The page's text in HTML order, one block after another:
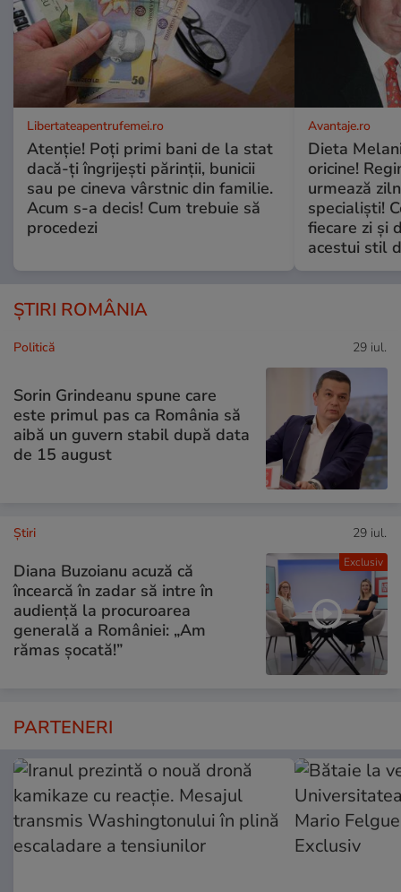
Libertateapentrufemei.ro
Atenție! Poți primi bani de la stat
dacă-ți îngrijești părinții, bunicii
sau pe cineva vârstnic din familie.
Acum s-a decis! Cum trebuie să
procedezi
Avantaje.ro
Dieta
oricine!
urmează
specialiști!
fiecare zi și
acestui stil
ȘTIRI ROMÂNIA
Politică 29 iul.
Sorin Grindeanu spune care
este primul pas ca România să
aibă un guvern stabil după data
de 15 august
Exclusiv
Ştiri 29 iul.
Diana Buzoianu acuză că
încearcă în zadar să intre în
audiență la procuroarea
generală a României: „Am
rămas șocată!”
PARTENERI